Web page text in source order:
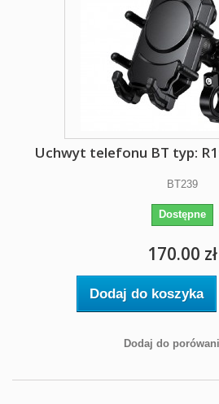
Uchwyt telefonu BT typ:
BT239
Dostępne
170.00 zł
Dodaj do koszyka
Dodaj do